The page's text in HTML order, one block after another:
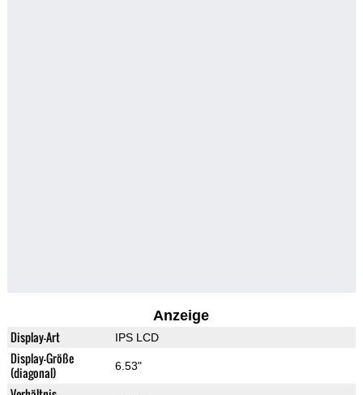
Anzeige
Display-Art IPS LCD
Display-Größe
(diagonal)
6.53"